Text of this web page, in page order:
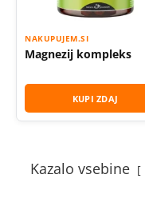
NAKUPUJEM.SI
Magnezij kompleks
KUPI ZDAJ
Kazalo vsebine